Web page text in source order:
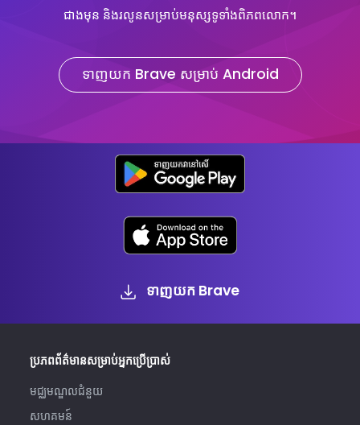
ជាងមុន និងរលូនសម្រាប់មនុស្សទូទាំងពិភពលោក។
ទាញយក Brave សម្រាប់ Android
ទាញយក Brave
ប្រភពព័ត៌មានសម្រាប់អ្នកប្រើប្រាស់
មជ្ឈមណ្ឌលជំនួយ
សហគមន៍